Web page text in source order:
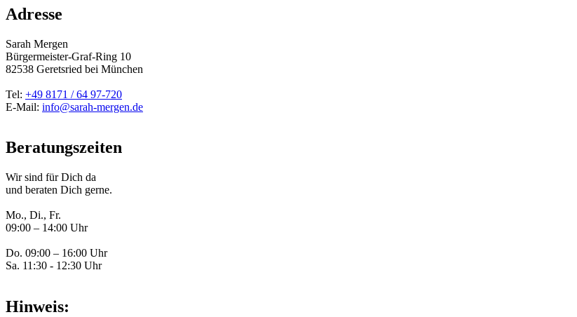
Adresse
Sarah Mergen
Bürgermeister-Graf-Ring 10
82538 Geretsried bei München
Tel: +49 8171 / 64 97-720
E-Mail: info@sarah-mergen.de
Beratungszeiten
Wir sind für Dich da
und beraten Dich gerne.
Mo., Di., Fr.
09:00 – 14:00 Uhr
Do. 09:00 – 16:00 Uhr
Sa. 11:30 - 12:30 Uhr
Hinweis: